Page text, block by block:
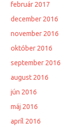
február 2017
december 2016
november 2016
október 2016
september 2016
august 2016
jún 2016
máj 2016
apríl 2016